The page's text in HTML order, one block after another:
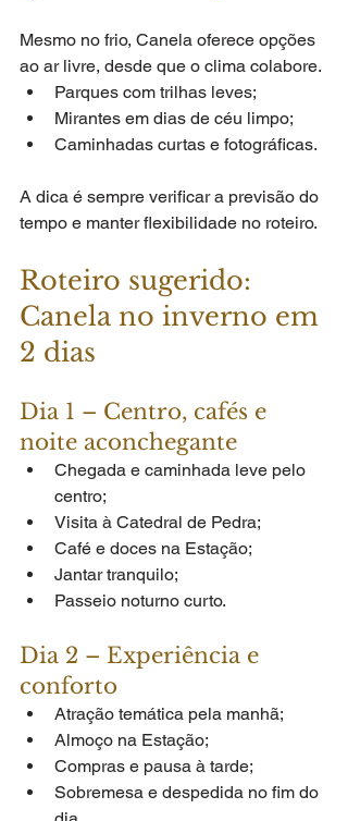
Mesmo no frio, Canela oferece opções
ao ar livre, desde que o clima colabore.
Parques com trilhas leves;
Mirantes em dias de céu limpo;
Caminhadas curtas e fotográficas.
A dica é sempre verificar a previsão do
tempo e manter flexibilidade no roteiro.
Roteiro sugerido:
Canela no inverno em
2 dias
Dia 1 – Centro, cafés e
noite aconchegante
Chegada e caminhada leve pelo
centro;
Visita à Catedral de Pedra;
Café e doces na Estação;
Jantar tranquilo;
Passeio noturno curto.
Dia 2 – Experiência e
conforto
Atração temática pela manhã;
Almoço na Estação;
Compras e pausa à tarde;
Sobremesa e despedida no fim do